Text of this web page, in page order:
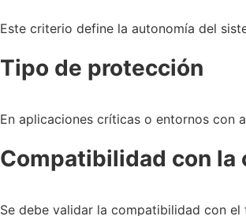
Este criterio define la autonomía del
Tipo de protección
En aplicaciones críticas o entornos con
Compatibilidad con la
Se debe validar la compatibilidad con